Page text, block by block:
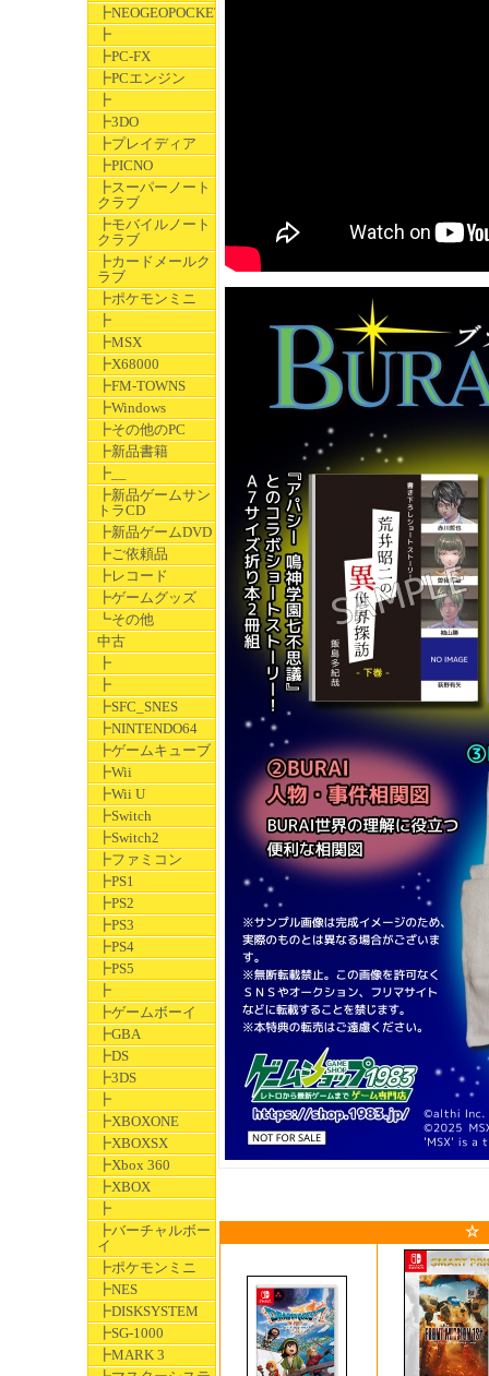
┣NEOGEOPOCKET
┣
┣PC-FX
┣PCエンジン
┣
┣3DO
┣プレイディア
┣PICNO
┣スーパーノート
クラブ
┣モバイルノート
クラブ
┣カードメールク
ラブ
┣ポケモンミニ
┣
┣MSX
┣X68000
┣FM-TOWNS
┣Windows
┣その他のPC
┣新品書籍
┣__
┣新品ゲームサン
トラCD
┣新品ゲームDVD
┣ご依頼品
┣レコード
┣ゲームグッズ
┗その他
中古
┣
┣
┣SFC_SNES
┣NINTENDO64
┣ゲームキューブ
┣Wii
┣Wii U
┣Switch
┣Switch2
┣ファミコン
┣PS1
┣PS2
┣PS3
┣PS4
┣PS5
┣
┣ゲームボーイ
┣GBA
┣DS
┣3DS
┣
┣XBOXONE
┣XBOXSX
┣Xbox 360
┣XBOX
┣
┣バーチャルボー
イ
┣ポケモンミニ
┣NES
┣DISKSYSTEM
┣SG-1000
┣MARK 3
☆